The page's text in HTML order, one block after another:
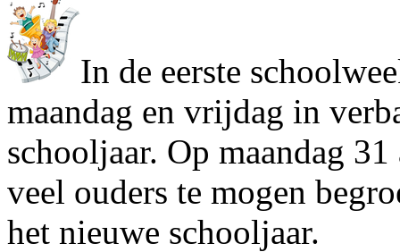
In de eerste
maandag en vrijdag in
schooljaar. Op maandag
veel ouders te mogen
het nieuwe schooljaar.